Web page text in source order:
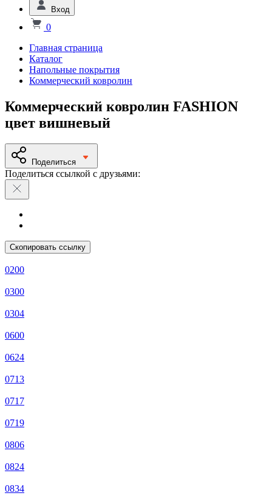
Вход
0
Главная страница
Каталог
Напольные покрытия
Коммерческий ковролин
Коммерческий ковролин FASHION
цвет вишневый
Поделиться
Поделиться ссылкой с друзьями:
Скопировать ссылку
0200
0300
0304
0600
0624
0713
0717
0719
0806
0824
0834